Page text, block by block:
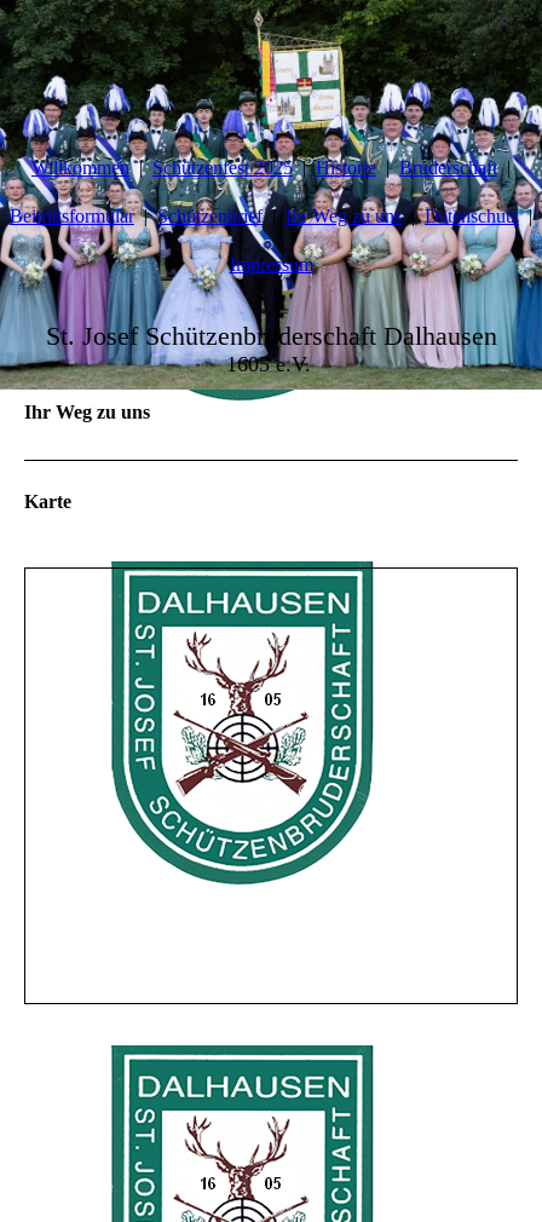
Willkommen Schützenfest 2025 Historie Bruderschaft
Beitrittsformular Schützenbrief Ihr Weg zu uns Datenschutz
Impressum
St. Josef Schützenbruderschaft Dalhausen
1605 e.V.
Ihr Weg zu uns
Karte